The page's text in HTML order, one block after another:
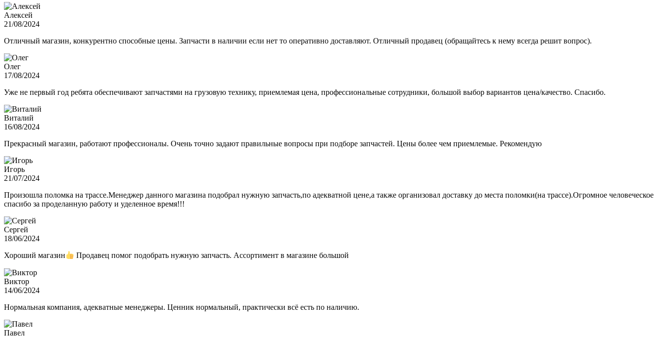
Алексей
21/08/2024
Отличный магазин, конкурентно способные цены. Запчасти в наличии если нет то оперативно доставляют. Отличный продавец (обращайтесь к нему всегда решит вопрос).
Олег
17/08/2024
Уже не первый год ребята обеспечивают запчастями на грузовую технику, приемлемая цена, профессиональные сотрудники, большой выбор вариантов цена/качество. Спасибо.
Виталий
16/08/2024
Прекрасный магазин, работают профессионалы. Очень точно задают правильные вопросы при подборе запчастей. Цены более чем приемлемые. Рекомендую
Игорь
21/07/2024
Произошла поломка на трассе.Менеджер данного магазина подобрал нужную запчасть,по адекватной цене,а также организовал доставку до места поломки(на трассе).Огромное человеческое
спасибо за проделанную работу и уделенное время!!!
Сергей
18/06/2024
Хороший магазин Продавец помог подобрать нужную запчасть. Ассортимент в магазине большой
Виктор
14/06/2024
Нормальная компания, адекватные менеджеры. Ценник нормальный, практически всё есть по наличию.
Павел